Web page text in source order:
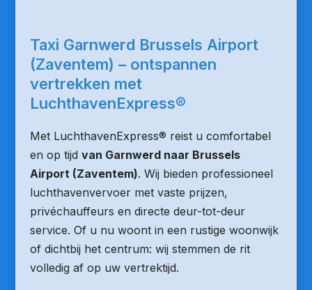
Taxi Garnwerd Brussels Airport
(Zaventem) – ontspannen
vertrekken met
LuchthavenExpress®
Met LuchthavenExpress® reist u comfortabel
en op tijd van Garnwerd naar Brussels
Airport (Zaventem). Wij bieden professioneel
luchthavenvervoer met vaste prijzen,
privéchauffeurs en directe deur-tot-deur
service. Of u nu woont in een rustige woonwijk
of dichtbij het centrum: wij stemmen de rit
volledig af op uw vertrektijd.